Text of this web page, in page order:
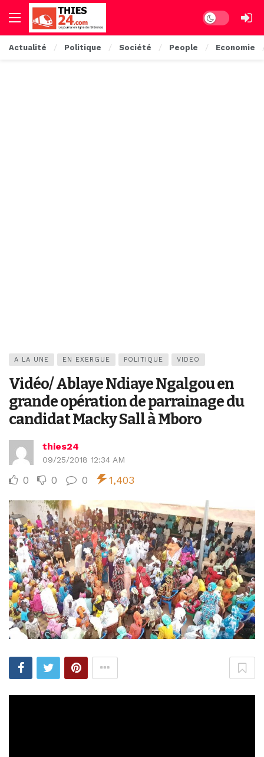
Dark mode
Actualité Politique Société People Economie
A LA UNE EN EXERGUE POLITIQUE VIDEO
Vidéo/ Ablaye Ndiaye Ngalgou en
grande opération de parrainage du
candidat Macky Sall à Mboro
thies24
09/25/2018 12:34 AM
0 0 0 1,403